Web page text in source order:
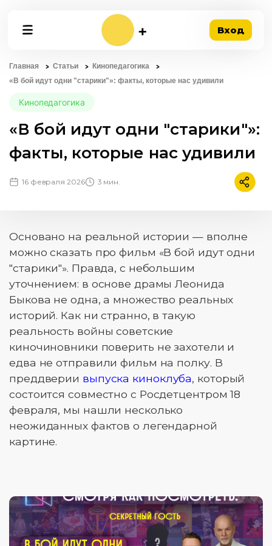
Вход
Главная Статьи
Кинопедагогика
«В бой идут одни "старики"»: факты, которые нас удивили
Кинопедагогика
«В бой идут одни "старики"»:
факты, которые нас удивили
16 февраля 2026 3 мин.
Основано на реальной истории — вполне
можно сказать про фильм «В бой идут одни
"старики"». Правда, с небольшим
уточнением: в основе драмы Леонида
Быкова не одна, а множество реальных
историй. Как ни странно, в такую
реальность войны советские
киночиновники поверить не захотели и
едва не отправили фильм на полку. В
преддверии выпуска киноклуба, который
состоится совместно с Росдетцентром 18
февраля, мы нашли несколько
неожиданных фактов о легендарной
картине.